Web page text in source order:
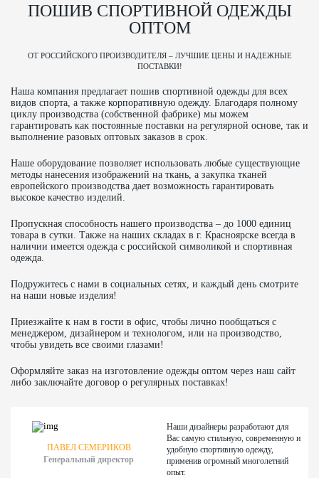
Спортивные костюмы
Ветровки/куртки
Жилеты
Футболки
Теннис, падел и бадминтон
Марафон
Баскетбол
Баскетбольные майки
Баскетбольная форма
Разминочная форма
ПОШИВ СПОРТИВНОЙ ОДЕЖДЫ
ОПТОМ
ОТ РОССИЙСКОГО ПРОИЗВОДИТЕЛЯ – ЛУЧШИЕ ЦЕНЫ И НАДЕЖНЫЕ
ПОСТАВКИ!
Наша компания предлагает пошив спортивной одежды для всех
видов спорта, а также корпоративную одежду. Благодаря полному
циклу производства (собственной фабрике) мы можем
гарантировать как постоянные поставки на регулярной основе, так и
выполнение разовых оптовых заказов в срок.
Наше оборудование позволяет использовать любые существующие
методы нанесения изображений на ткань, а закупка тканей
европейского производства дает возможность гарантировать
высокое качество изделий.
Пропускная способность нашего производства – до 1000 единиц
товара в сутки. Также на наших складах в г. Красноярске всегда в
наличии имеется одежда с российской символикой и спортивная
одежда.
Подружитесь с нами в социальных сетях, и каждый день смотрите
на наши новые изделия!
Приезжайте к нам в гости в офис, чтобы лично пообщаться с
менеджером, дизайнером и технологом, или на производство,
чтобы увидеть все своими глазами!
Оформляйте заказ на изготовление одежды оптом через наш сайт
либо заключайте договор о регулярных поставках!
ПАВЕЛ СЕМЕРИКОВ
Генеральный директор
Наши дизайнеры разработают для
Вас самую стильную, современную и
удобную спортивную одежду,
применив огромный многолетний
опыт.